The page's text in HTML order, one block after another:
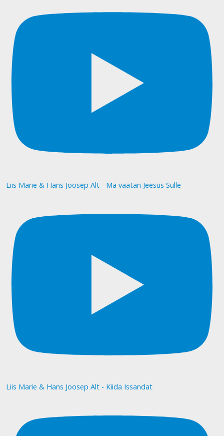
Liis Marie & Hans Joosep Alt - Ma vaatan Jeesus Sulle
Liis Marie & Hans Joosep Alt - Kiida Issandat